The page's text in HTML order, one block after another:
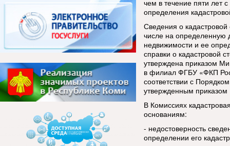
чем в течение пяти лет
определения
Сведения о
числе на определенную
недвижимости и ее
справки о кадастровой
утверждена приказом
в филиал ФГБУ «ФКП
соответствии с
утвержденным
В Комиссиях
основаниям:
- недостоверность
определении его